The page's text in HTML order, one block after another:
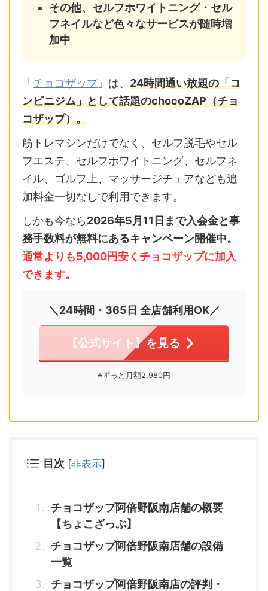
その他、セルフホワイトニング・セル
フネイルなど色々なサービスが随時増
加中
「 チョコザップ」は、 24時間通い放題の「コ
ンビニジム」として話題のchocoZAP（チョ
コザップ）。
筋トレマシンだけでなく、セルフ脱毛やセル
フエステ、セルフホワイトニング、セルフネ
イル、ゴルフ上、マッサージチェアなども追
加料金一切なしで利用できます。
しかも今なら2026年5月11日まで入会金と事
務手数料が無料にあるキャンペーン開催中。
通常よりも5,000円安くチョコザップに加入
できます。
＼24時間・365日 全店舗利用OK／
【公式サイト】を見る
※ずっと月額2,980円
目次 [非表示]
チョコザップ阿倍野阪南店舗の概要
【ちょこざっぷ】
チョコザップ阿倍野阪南店舗の設備
一覧
チョコザップ阿倍野阪南店の評判・